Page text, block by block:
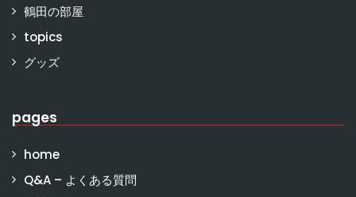
鶴田の部屋
topics
グッズ
pages
home
Q&A – よくある質問